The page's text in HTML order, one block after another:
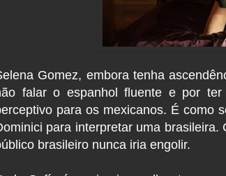
Gomez, embora tenha
falar o espanhol fluente e por ter
para os mexicanos. É como
para interpretar uma
brasileiro nunca iria engolir.